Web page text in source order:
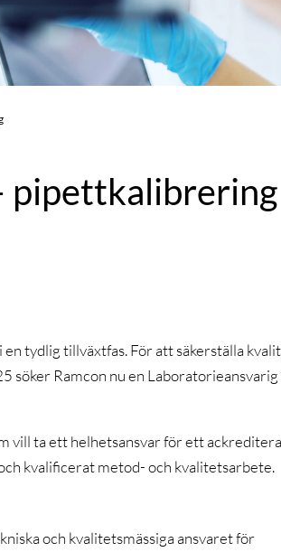
pipettkalibrering
tydlig tillväxtfas. För att säkerställa
söker Ramcon nu en
vill ta ett helhetsansvar för ett
kvalificerat metod- och kvalitetsarbete.
och kvalitetsmässiga ansvaret för